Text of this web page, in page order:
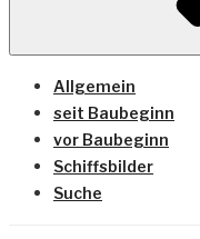
Allgemein
seit Baubeginn
vor Baubeginn
Schiffsbilder
Suche